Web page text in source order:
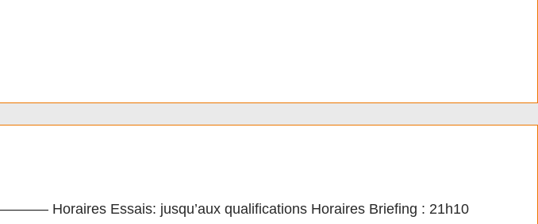
Horaires Essais: jusqu’aux qualifications Horaires Briefing : 21h10